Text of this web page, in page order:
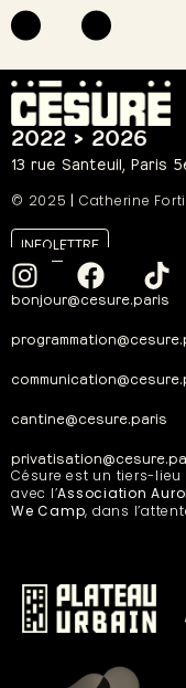
2022 > 2026
13 rue Santeuil, Paris
© 2025 | Catherine
INFOLETTRE
bonjour@cesure.paris
cantine@cesure.paris
Césure est un tiers-
avec l’Association
We Camp, dans